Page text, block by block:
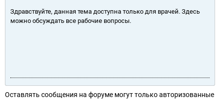
Здравствуйте, данная тема доступна только для врачей. Здесь
можно обсуждать все рабочие вопросы.
Оставлять сообщения на форуме могут только авторизованные